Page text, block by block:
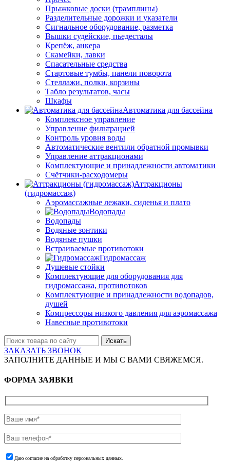
Прыжковые доски (трамплины)
Разделительные дорожки и указатели
Cигнальное оборудование, разметка
Вышки судейские, пьедесталы
Крепёж, анкера
Скамейки, лавки
Спасательные средства
Стартовые тумбы, панели поворота
Стеллажи, полки, корзины
Табло результатов, часы
Шкафы
Автоматика для бассейна
Комплексное управление
Управление фильтрацией
Контроль уровня воды
Автоматические вентили обратной промывки
Управление аттракционами
Комплектующие и принадлежности автоматики
Счётчики-расходомеры
Аттракционы
(гидромассаж)
Аэромассажные лежаки, сиденья и плато
Водопады
Водопады
Водяные зонтики
Водяные пушки
Встраиваемые противотоки
Гидромассаж
Душевые стойки
Комплектующие для оборудования для
гидромассажа, противотоков
Комплектующие и принадлежности водопадов,
душей
Компрессоры низкого давления для аэромассажа
Навесные противотоки
Искать
ЗАКАЗАТЬ ЗВОНОК
ЗАПОЛНИТЕ ДАННЫЕ И МЫ С ВАМИ СВЯЖЕМСЯ.
ФОРМА ЗАЯВКИ
Даю согласие на обработку персональных данных.